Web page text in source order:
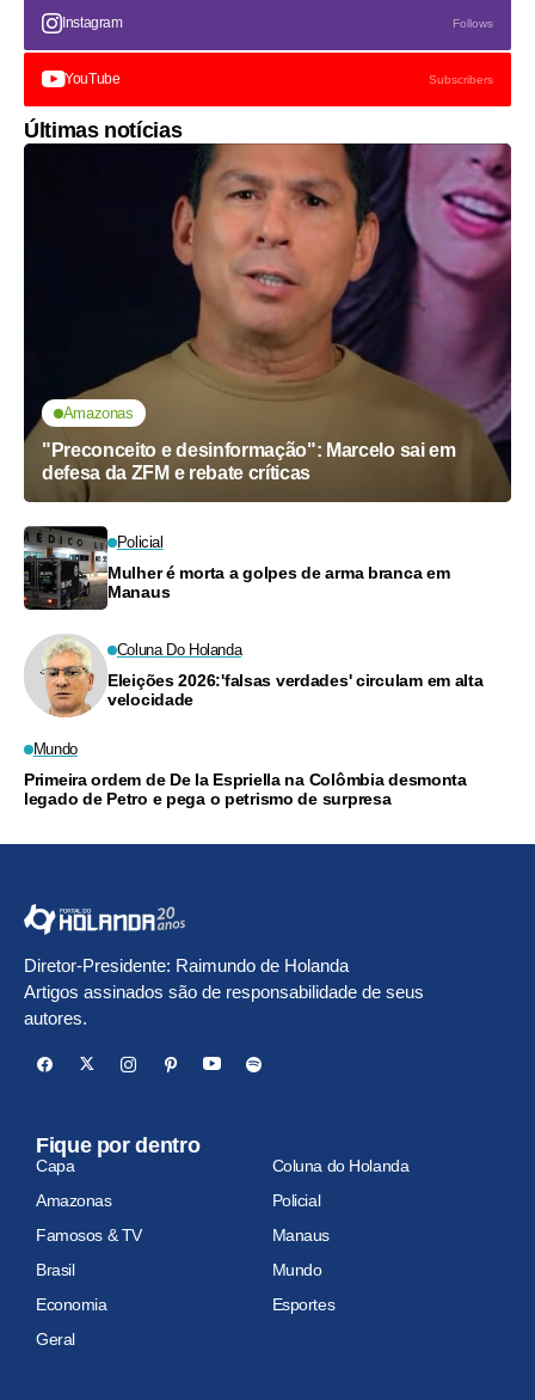
Instagram Follows
YouTube Subscribers
Últimas notícias
Amazonas
"Preconceito e desinformação": Marcelo sai em
defesa da ZFM e rebate críticas
Policial
Mulher é morta a golpes de arma branca em
Manaus
Coluna Do Holanda
Eleições 2026:'falsas verdades' circulam em alta
velocidade
Mundo
Primeira ordem de De la Espriella na Colômbia desmonta
legado de Petro e pega o petrismo de surpresa
Diretor-Presidente: Raimundo de Holanda
Artigos assinados são de responsabilidade de seus
autores.
Fique por dentro
Capa
Coluna do Holanda
Amazonas
Policial
Famosos & TV
Manaus
Brasil
Mundo
Economia
Esportes
Geral